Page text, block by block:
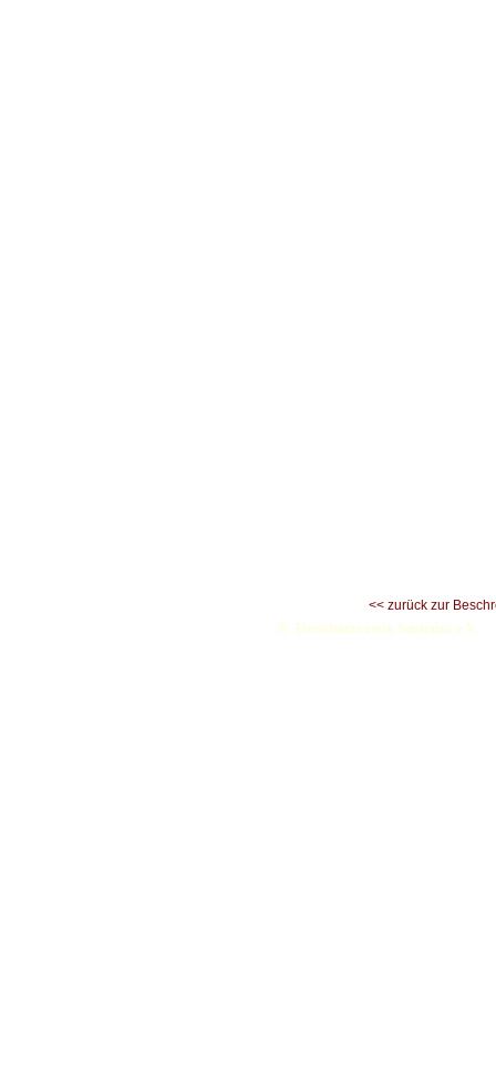
<< zurück zur
© Tierschutzverein Santorini e.V.